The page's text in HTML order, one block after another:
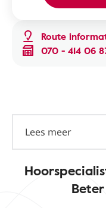
Route
070 - 414 06
Lees meer